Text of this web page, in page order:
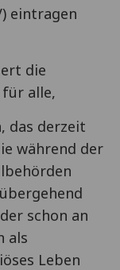
eintragen
die
alle,
das derzeit
während der
schon an
als
Leben